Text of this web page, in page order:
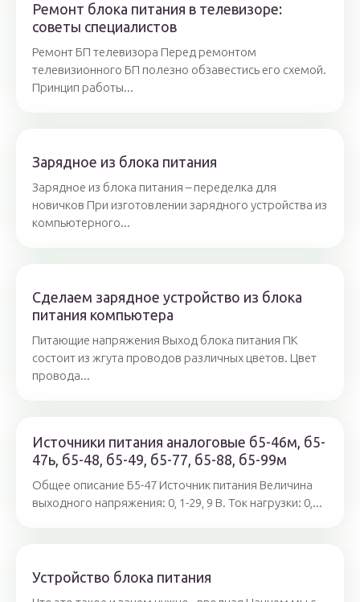
Ремонт блока питания в телевизоре:
советы специалистов
Ремонт БП телевизора Перед ремонтом
телевизионного БП полезно обзавестись его схемой.
Принцип работы...
Зарядное из блока питания
Зарядное из блока питания – переделка для
новичков При изготовлении зарядного устройства из
компьютерного...
Сделаем зарядное устройство из блока
питания компьютера
Питающие напряжения Выход блока питания ПК
состоит из жгута проводов различных цветов. Цвет
провода...
Источники питания аналоговые б5-46м, б5-
47ь, б5-48, б5-49, б5-77, б5-88, б5-99м
Общее описание Б5-47 Источник питания Величина
выходного напряжения: 0, 1-29, 9 В. Ток нагрузки: 0,...
Устройство блока питания